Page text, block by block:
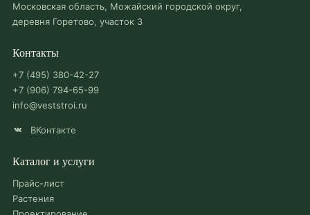
Московская область, Можайский городской округ,
деревня Горетово, участок 3
Контакты
+7 (495) 380-42-27
+7 (906) 794-65-99
info@veststroi.ru
ВКонтакте
Каталог и услуги
Прайс-лист
Растения